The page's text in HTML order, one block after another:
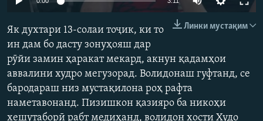
ГУЗОРИШҲОИ РАДИОӢ
ПАЙГИРӢ КУНЕД
480p
720p 810p
480p
720p
810p
Линки мустақим
Як духтари 13-солаи тоҷик, ки то
ин дам бо дасту зонуҳояш дар
рӯйи замин ҳаракат мекард, акнун қадамҳои
аввалини худро мегузорад. Волидонаш гуфтанд, се
бародараш низ мустақилона роҳ рафта
наметавонанд. Пизишкон қазияро ба никоҳи
хешутаборӣ рабт медиҳанд, волидон хости Худо